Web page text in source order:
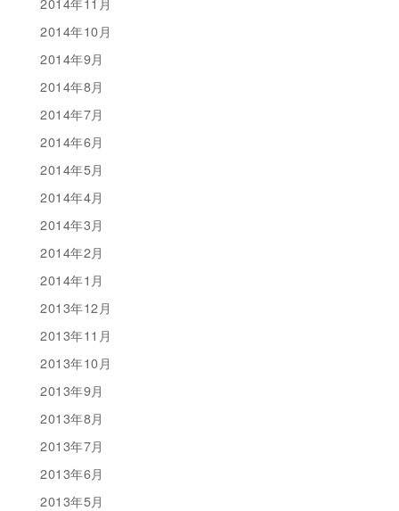
2014年10月
2014年9月
2014年8月
2014年7月
2014年6月
2014年5月
2014年4月
2014年3月
2014年2月
2014年1月
2013年12月
2013年11月
2013年10月
2013年9月
2013年8月
2013年7月
2013年6月
2013年5月